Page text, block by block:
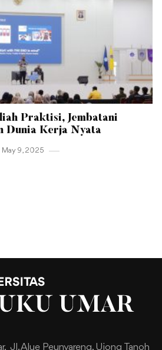
Praktisi, Jembatani
Dunia Kerja Nyata
May 9 , 2025
Jl. Alue Peunyareng, Ujong Tanoh